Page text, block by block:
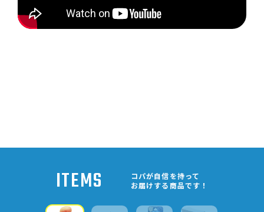
ITEMS
コパが自信を持って
お届けする商品です！